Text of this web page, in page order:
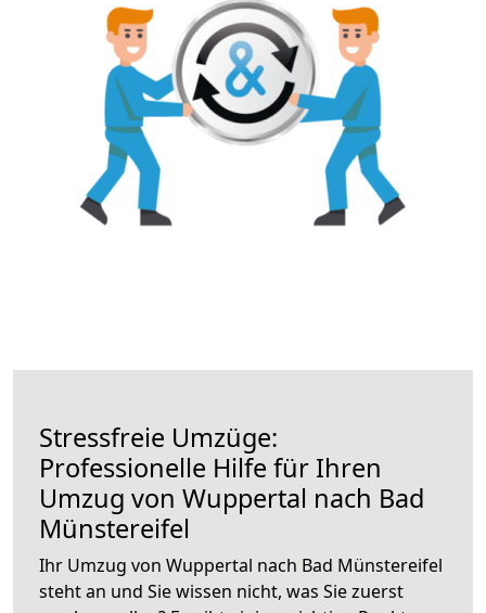
Stressfreie Umzüge:
Professionelle Hilfe für Ihren
Umzug von Wuppertal nach Bad
Münstereifel
Ihr Umzug von Wuppertal nach Bad Münstereifel
steht an und Sie wissen nicht, was Sie zuerst